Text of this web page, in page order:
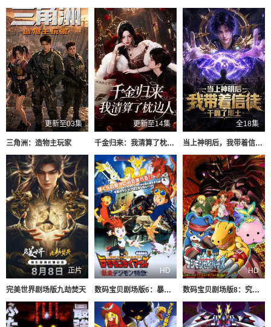
更新至03集
三角洲：造物主玩家
更新至14集
千金归来：我清算了枕边人
全18集
当上神明后，我带着信徒干翻了废土
正片
​完美世界剧场版九劫焚天​
HD
数码宝贝剧场版6：暴走特急
HD
数码宝贝剧场版8：究极力量！爆裂模式发动